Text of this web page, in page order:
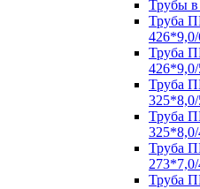
Трубы
Труба
Труба
Труба
Труба
Труба
Труба